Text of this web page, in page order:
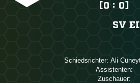
[0 : 0]
SV
Schiedsrichter: 
Assistenten:
Zuschauer: